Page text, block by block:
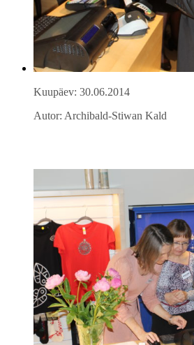
Kuupäev: 30.06.2014
Autor: Archibald-Stiwan Kald